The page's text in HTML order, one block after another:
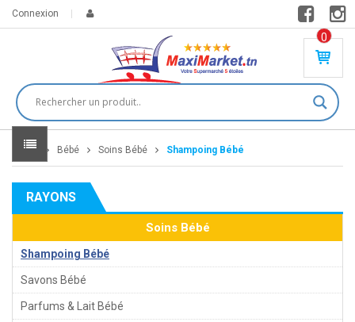
Connexion
0
PR
DU
IT(
S)
DT
Home Bébé Soins Bébé Shampoing Bébé
RAYONS
Soins Bébé
Shampoing Bébé
Savons Bébé
Parfums & Lait Bébé